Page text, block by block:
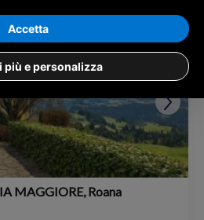
MAGGIORE, Roana
più e personalizza
Accetta